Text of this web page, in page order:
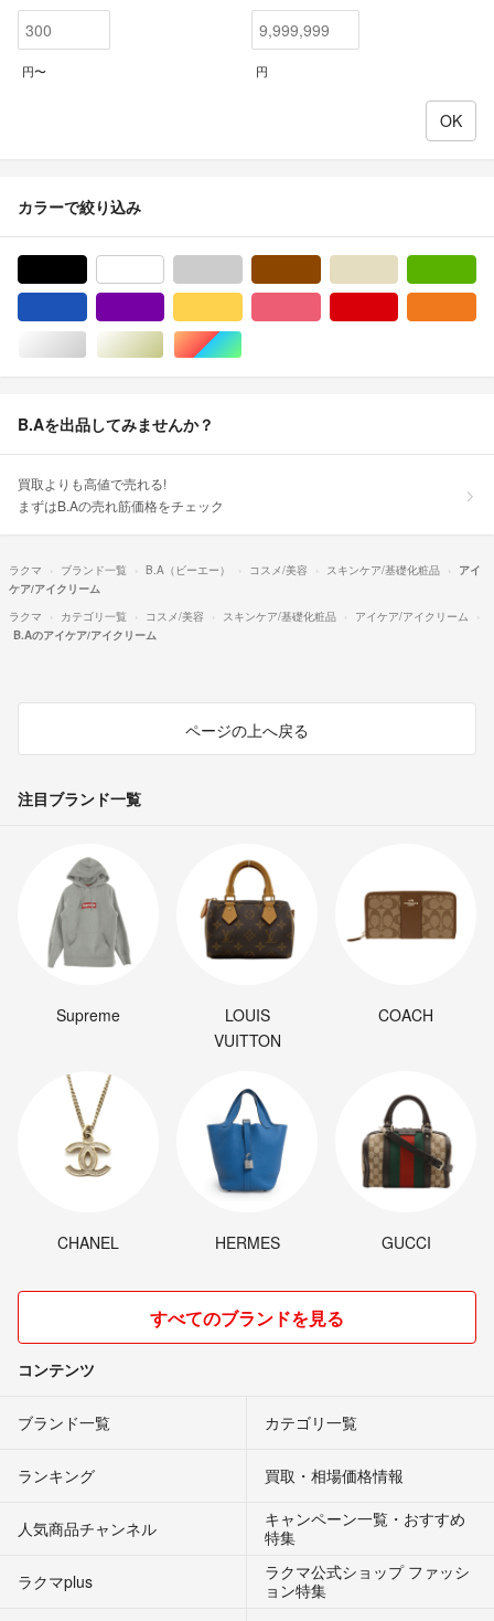
円〜 円
カラーで絞り込み
シルバー/銀色系ゴールド/金色系マルチカラー
B.Aを出品してみませんか？
買取よりも高値で売れる!
まずはB.Aの売れ筋価格をチェック
ラクマ ブランド一覧 B.A（ビーエー） コスメ/美容 スキンケア/基礎化粧品
アイ
ケア/アイクリーム
ラクマ
カテゴリ一覧 コスメ/美容 スキンケア/基礎化粧品
アイケア/アイクリーム
B.Aのアイケア/アイクリーム
ページの上へ戻る
注目ブランド一覧
Supreme
LOUIS
VUITTON
COACH
CHANEL HERMES GUCCI
すべてのブランドを見る
コンテンツ
ブランド一覧 カテゴリ一覧
ランキング 買取・相場価格情報
人気商品チャンネル
キャンペーン一覧・おすすめ
特集
ラクマplus
ラクマ公式ショップ ファッシ
ョン特集